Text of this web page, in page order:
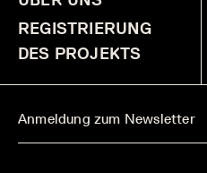
REGISTRIERUNG
DES PROJEKTS